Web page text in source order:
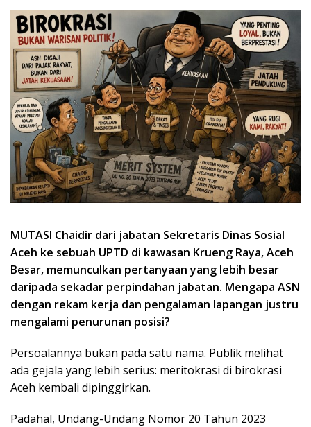
MUTASI Chaidir dari jabatan Sekretaris Dinas Sosial
Aceh ke sebuah UPTD di kawasan Krueng Raya, Aceh
Besar, memunculkan pertanyaan yang lebih besar
daripada sekadar perpindahan jabatan. Mengapa ASN
dengan rekam kerja dan pengalaman lapangan justru
mengalami penurunan posisi?
Persoalannya bukan pada satu nama. Publik melihat
ada gejala yang lebih serius: meritokrasi di birokrasi
Aceh kembali dipinggirkan.
Padahal, Undang-Undang Nomor 20 Tahun 2023